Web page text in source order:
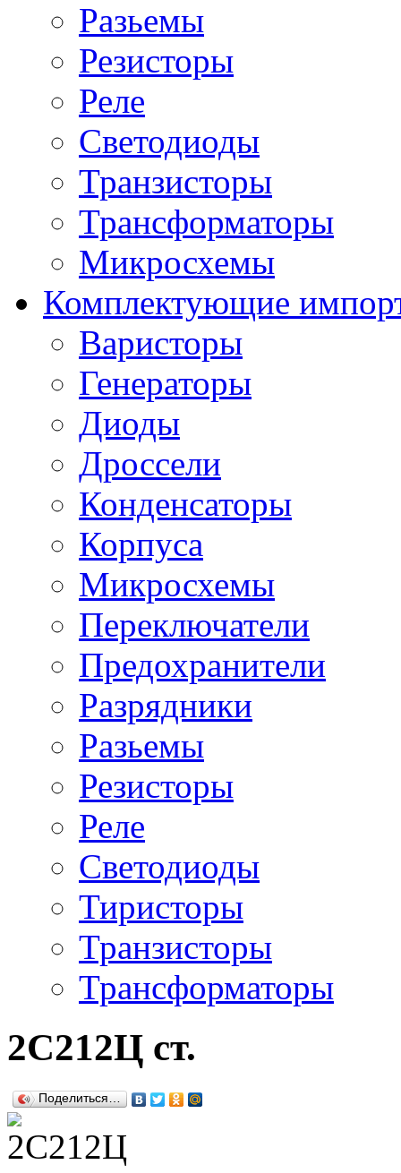
Разьемы
Резисторы
Реле
Светодиоды
Транзисторы
Трансформаторы
Микросхемы
Комплектующие
Варисторы
Генераторы
Диоды
Дроссели
Конденсаторы
Корпуса
Микросхемы
Переключатели
Предохранители
Разрядники
Разьемы
Резисторы
Реле
Светодиоды
Тиристоры
Транзисторы
Трансформаторы
2С212Ц ст.
Поделиться…